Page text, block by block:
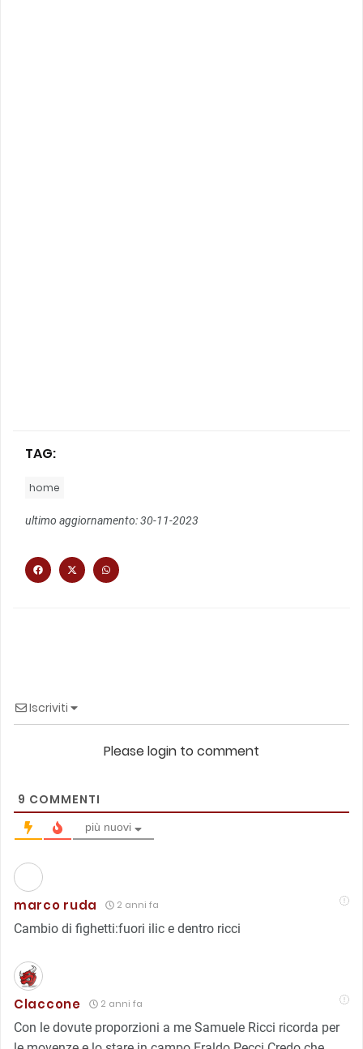
TAG:
home
ultimo aggiornamento: 30-11-2023
Iscriviti
Please login to comment
9 COMMENTI
più nuovi
marco ruda 2 anni fa
Cambio di fighetti:fuori ilic e dentro ricci
Claccone 2 anni fa
Con le dovute proporzioni a me Samuele Ricci ricorda per